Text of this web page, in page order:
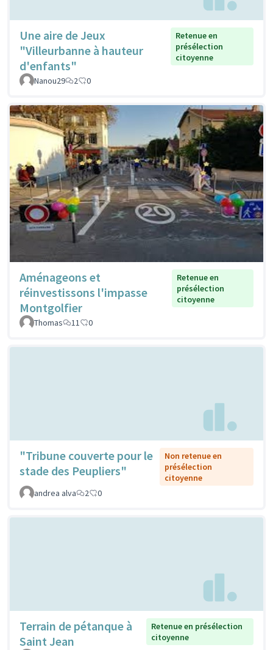
Une aire de Jeux
"Villeurbanne à hauteur
d'enfants"
Retenue en
présélection
citoyenne
Nanou29 2 0
Aménageons et
réinvestissons l'impasse
Montgolfier
Retenue en
présélection
citoyenne
Thomas 11 0
"Tribune couverte pour le
stade des Peupliers"
Non retenue en
présélection
citoyenne
andrea alva
2 0
Terrain de pétanque à
Saint Jean
Retenue en présélection
citoyenne